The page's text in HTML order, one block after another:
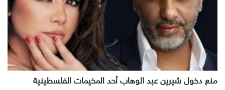
منع دخول شيرين عبد الوهاب أحد المخيمات الفلسطينية